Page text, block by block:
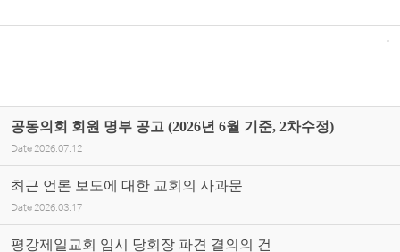
공동의회 회원 명부 공고 (2026년 6월 기준, 2차수정)
Date 2026.07.12
최근 언론 보도에 대한 교회의 사과문
Date 2026.03.17
평강제일교회 임시 당회장 파견 결의의 건